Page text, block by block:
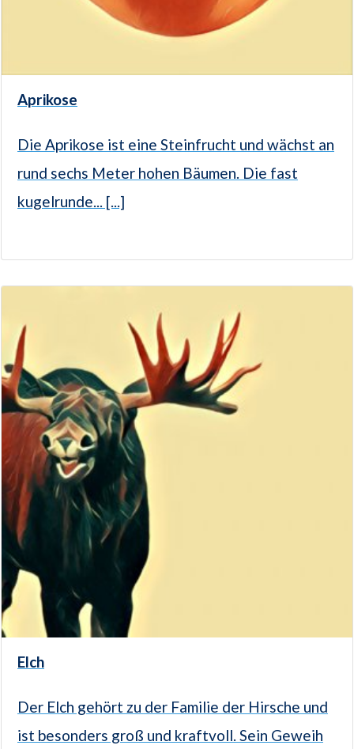
Aprikose
Die Aprikose ist eine Steinfrucht und wächst an
rund sechs Meter hohen Bäumen. Die fast
kugelrunde... [...]
Elch
Der Elch gehört zu der Familie der Hirsche und
ist besonders groß und kraftvoll. Sein Geweih